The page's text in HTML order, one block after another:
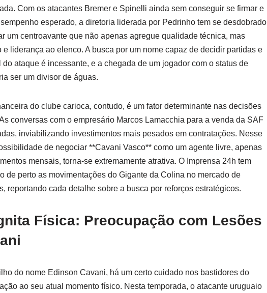
Com os atacantes Bremer e Spinelli ainda sem conseguir se firmar e
esperado, a diretoria liderada por Pedrinho tem se desdobrado
um centroavante que não apenas agregue qualidade técnica, mas
e liderança ao elenco. A busca por um nome capaz de decidir partidas e
do ataque é incessante, e a chegada de um jogador com o status de
ser um divisor de águas.
do clube carioca, contudo, é um fator determinante nas decisões
conversas com o empresário Marcos Lamacchia para a venda da SAF
inviabilizando investimentos mais pesados em contratações. Nesse
de negociar **Cavani Vasco** como um agente livre, apenas
mensais, torna-se extremamente atrativa. O Imprensa 24h tem
de perto as movimentações do Gigante da Colina no mercado de
reportando cada detalhe sobre a busca por reforços estratégicos.
Física: Preocupação com Lesões
do nome Edinson Cavani, há um certo cuidado nos bastidores do
ao seu atual momento físico. Nesta temporada, o atacante uruguaio